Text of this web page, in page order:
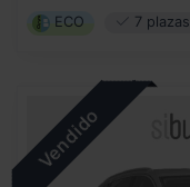
ECO 7 plazas